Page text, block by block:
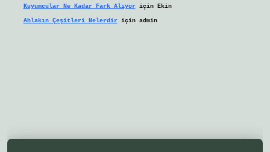
Kuyumcular Ne Kadar Fark Alıyoriçin Ekin
Ahlakın Çeşitleri Nelerdiriçin admin